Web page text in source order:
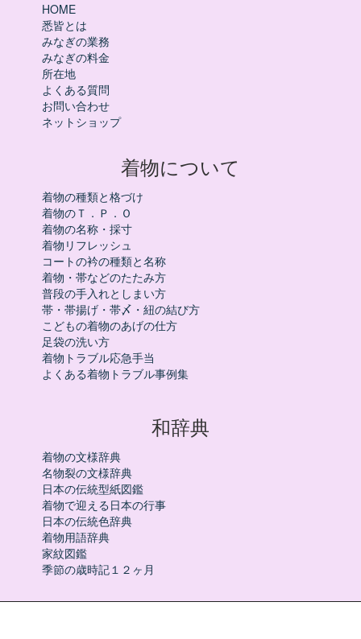
HOME
悉皆とは
みなぎの業務
みなぎの料金
所在地
よくある質問
お問い合わせ
ネットショップ
着物について
着物の種類と格づけ
着物のＴ．Ｐ．Ｏ
着物の名称・採寸
着物リフレッシュ
コートの衿の種類と名称
着物・帯などのたたみ方
普段の手入れとしまい方
帯・帯揚げ・帯〆・紐の結び方
こどもの着物のあげの仕方
足袋の洗い方
着物トラブル応急手当
よくある着物トラブル事例集
和辞典
着物の文様辞典
名物裂の文様辞典
日本の伝統型紙図鑑
着物で迎える日本の行事
日本の伝統色辞典
着物用語辞典
家紋図鑑
季節の歳時記１２ヶ月